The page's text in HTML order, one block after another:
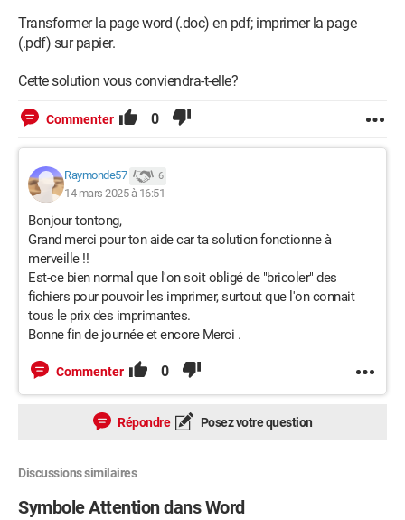
Transformer la page word (.doc) en pdf; imprimer la page
(.pdf) sur papier.
Cette solution vous conviendra-t-elle?
Commenter 0
Raymonde57 6
14 mars 2025 à 16:51
Bonjour tontong,
Grand merci pour ton aide car ta solution fonctionne à
merveille !!
Est-ce bien normal que l'on soit obligé de "bricoler" des
fichiers pour pouvoir les imprimer, surtout que l'on connait
tous le prix des imprimantes.
Bonne fin de journée et encore Merci .
Commenter 0
Répondre Posez votre question
Discussions similaires
Symbole Attention dans Word